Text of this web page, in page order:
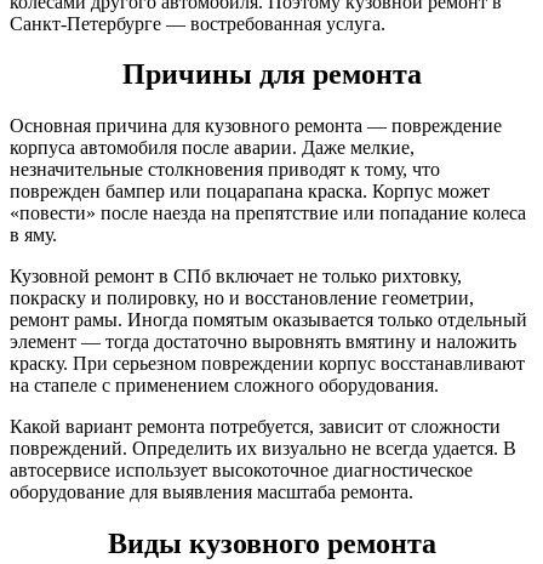
Санкт-Петербурге — востребованная услуга.
Причины для ремонта
Основная причина для кузовного ремонта — повреждение
корпуса автомобиля после аварии. Даже мелкие,
незначительные столкновения приводят к тому, что
поврежден бампер или поцарапана краска. Корпус может
«повести» после наезда на препятствие или попадание колеса
в яму.
Кузовной ремонт в СПб включает не только рихтовку,
покраску и полировку, но и восстановление геометрии,
ремонт рамы. Иногда помятым оказывается только отдельный
элемент — тогда достаточно выровнять вмятину и наложить
краску. При серьезном повреждении корпус восстанавливают
на стапеле с применением сложного оборудования.
Какой вариант ремонта потребуется, зависит от сложности
повреждений. Определить их визуально не всегда удается. В
автосервисе использует высокоточное диагностическое
оборудование для выявления масштаба ремонта.
Виды кузовного ремонта